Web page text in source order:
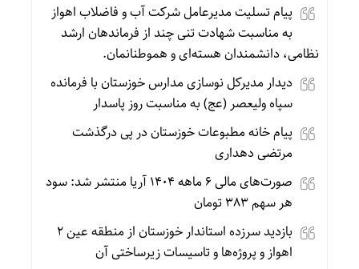
پیام تسلیت مدیرعامل شرکت آب و فاضلاب اهواز
به مناسبت شهادت تنی چند از فرماندهان ارشد
نظامی، دانشمندان هسته‌ای و هموطنانمان.
دیدار مدیرکل نوسازی مدارس خوزستان با فرمانده
سپاه ولیعصر (عج) به مناسبت روز پاسدار
پیام خانه مطبوعات خوزستان در پی درگذشت
مرتضی دهداری
صورت‌های مالی ۶ ماهه ۱۴۰۴ آریا منتشر شد: سود
هر سهم ۳۸۳ تومان
بازدید سرزده استاندار خوزستان از منطقه عین ۲
اهواز و پروژه‌ها و تاسیسات زیرساختی آن